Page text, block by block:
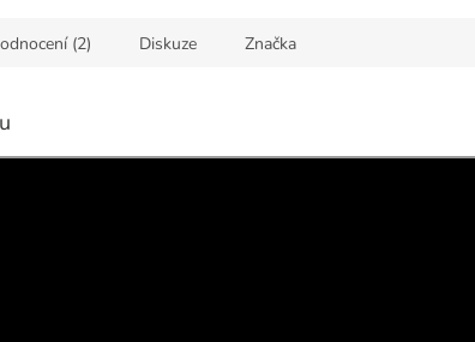
(2) Diskuze Značka